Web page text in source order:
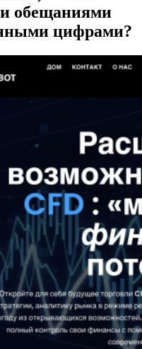
обещаниями
цифрами?